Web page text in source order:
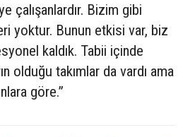
çalışanlardır. Bizim gibi
yoktur. Bunun etkisi var, biz
kaldık. Tabii içinde
olduğu takımlar da vardı ama
göre.”